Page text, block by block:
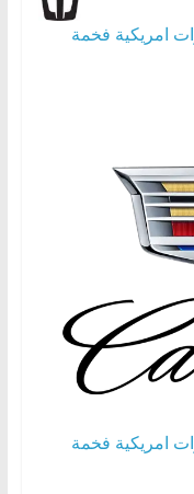
امريكية فخمة
امريكية فخمة